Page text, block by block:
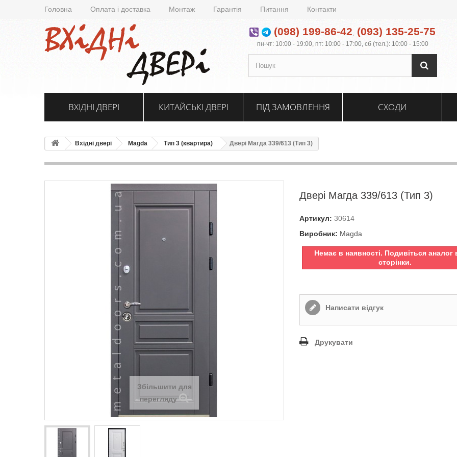
Головна Оплата і доставка Монтаж Гарантія Питання Контакти
(098) 199-86-42, (093) 135-25-75
пн-чт: 10:00 - 19:00, пт: 10:00 - 17:00, сб (тел.): 10:00 - 15:00
ВХІДНІ ДВЕРІ КИТАЙСЬКІ ДВЕРІ ПІД ЗАМОВЛЕННЯ СХОДИ
Вхідні двері Magda Тип 3 (квартира) Двері Магда 339/613 (Тип 3)
Збільшити для
перегляду
Двері Магда 339/613 (Тип 3)
Артикул: 30614
Виробник: Magda
Немає в наявності. Подивіться аналог
сторінки.
Написати відгук
Друкувати